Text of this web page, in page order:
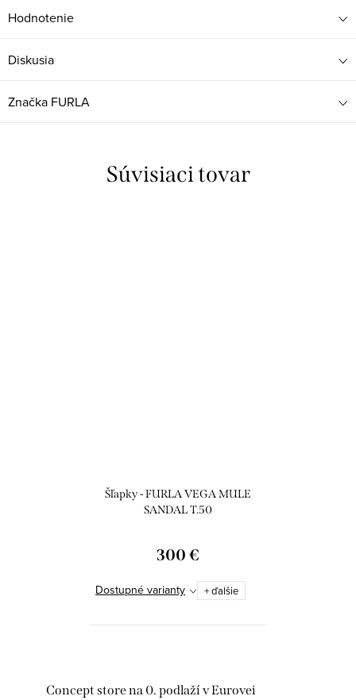
Hodnotenie
Diskusia
Značka FURLA
Súvisiaci tovar
Šľapky - FURLA VEGA MULE
SANDAL T.50
300 €
Dostupné varianty + ďalšie
Concept store na 0. podlaží v Eurovei